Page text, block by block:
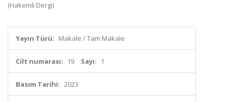
(Hakemli Dergi)
Yayın Türü: Makale / Tam Makale
Cilt numarası: 19 Sayı: 1
Basım Tarihi: 2023